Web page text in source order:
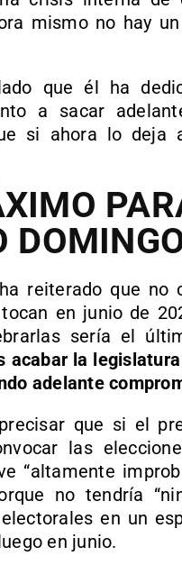
mismo no hay
que él ha
a sacar
si ahora lo deja
reiterado que no
en junio de
sería el
acabar la
adelante
que si el
las
“altamente
no tendría
en un
en junio.